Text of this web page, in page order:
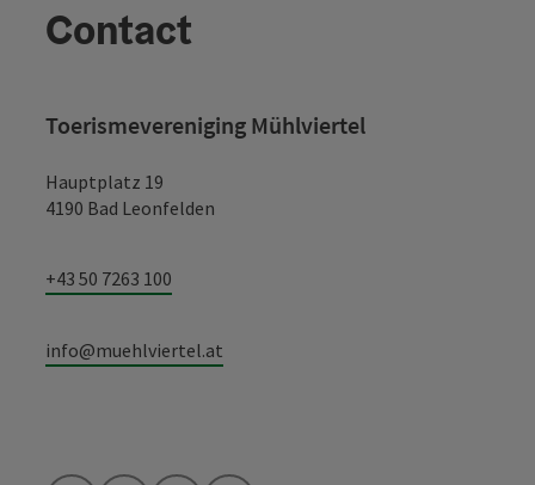
Contact
Toerismevereniging Mühlviertel
Hauptplatz 19
4190 Bad Leonfelden
+43 50 7263 100
info@muehlviertel.at